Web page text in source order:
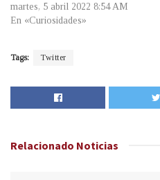
martes, 5 abril 2022 8:54 AM
En «Curiosidades»
Tags: Twitter
Relacionado Noticias